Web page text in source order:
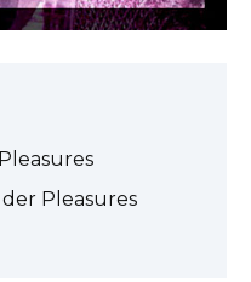
Pleasures